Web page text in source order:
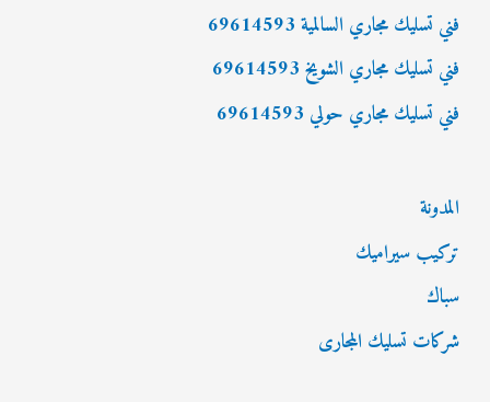
فني تسليك مجاري السالمية 69614593
فني تسليك مجاري الشويخ 69614593
فني تسليك مجاري حولي 69614593
المدونة
تركيب سيراميك
سباك
شركات تسليك المجارى